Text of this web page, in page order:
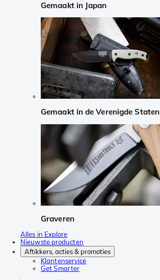
Gemaakt in Japan
Gemaakt in de Verenigde Staten
Graveren
Alles in Explore
Nieuwste producten
Aftikkers, acties & promoties
Klantenservice
Get Smarter